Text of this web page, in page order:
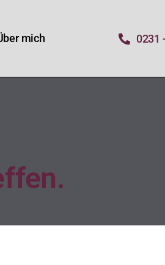
mich 0231